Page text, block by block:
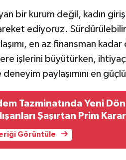
bir kurum değil, kadın
ediyoruz. Sürdürülebilir
en az finansman
işlerini büyütürken,
paylaşımını en
Tazminatında Yeni
Şaşırtan Prim
Görüntüle